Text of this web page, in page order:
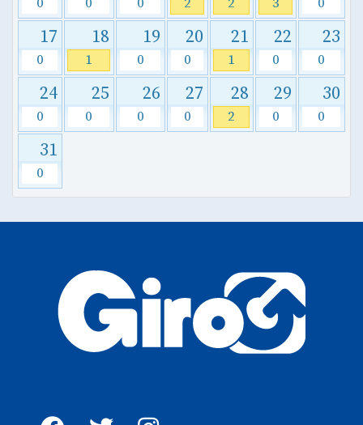
0 0 0 2 2 3 0
17
0
18
1
19
0
20
0
21
1
22
0
23
0
24
0
25
0
26
0
27
0
28
2
29
0
30
0
31
0